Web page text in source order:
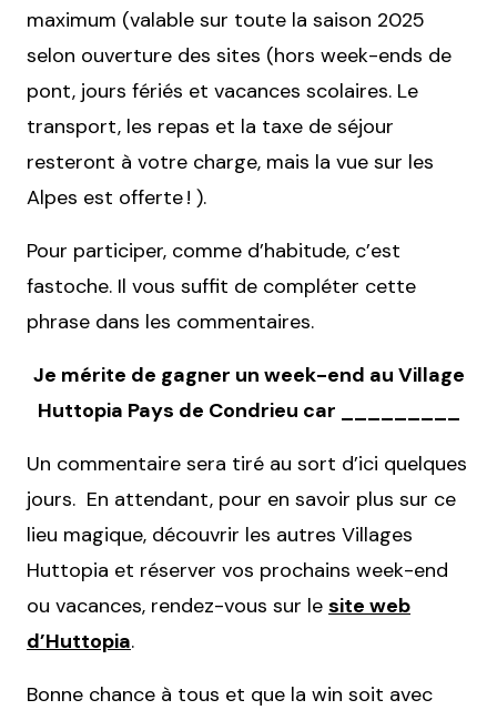
maximum (valable sur toute la saison 2025
selon ouverture des sites (hors week-ends de
pont, jours fériés et vacances scolaires. Le
transport, les repas et la taxe de séjour
resteront à votre charge, mais la vue sur les
Alpes est offerte ! ).
Pour participer, comme d’habitude, c’est
fastoche. Il vous suffit de compléter cette
phrase dans les commentaires.
Je mérite de gagner un week-end au Village
Huttopia Pays de Condrieu car _________
Un commentaire sera tiré au sort d’ici quelques
jours. En attendant, pour en savoir plus sur ce
lieu magique, découvrir les autres Villages
Huttopia et réserver vos prochains week-end
ou vacances, rendez-vous sur le site web
d’Huttopia.
Bonne chance à tous et que la win soit avec